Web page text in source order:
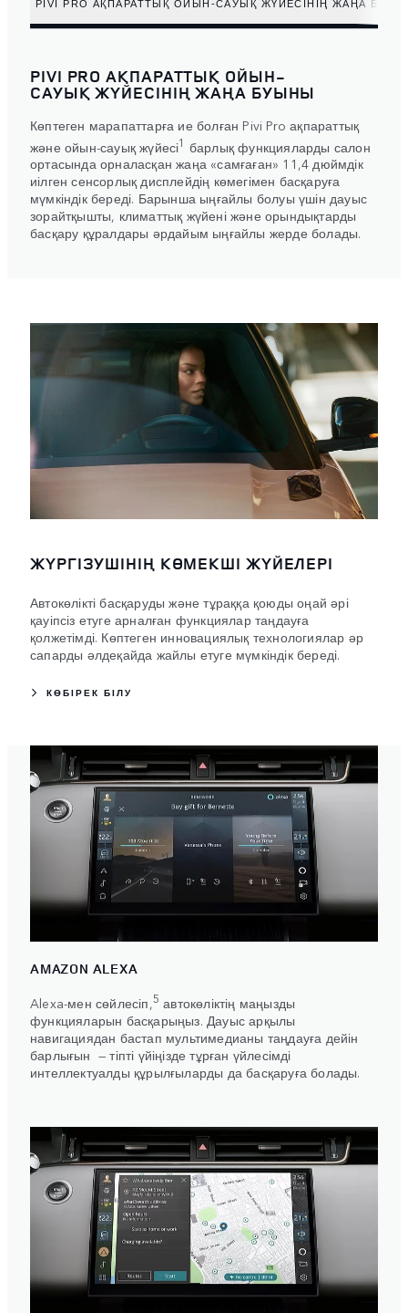
PIVI PRO АҚПАРАТТЫҚ ОЙЫН-САУЫҚ ЖҮЙЕСІНІҢ ЖАҢА
PIVI PRO АҚПАРАТТЫҚ ОЙЫН-
САУЫҚ ЖҮЙЕСІНІҢ ЖАҢА БУЫНЫ
Көптеген марапаттарға ие болған Pivi Pro ақпараттық
және ойын-сауық жүйесі1 барлық функцияларды салон
ортасында орналасқан жаңа «самғаған» 11,4 дюймдік
иілген сенсорлық дисплейдің көмегімен басқаруға
мүмкіндік береді. Барынша ыңғайлы болуы үшін дауыс
зорайтқышты, климаттық жүйені және орындықтарды
басқару құралдары әрдайым ыңғайлы жерде болады.
ЖҮРГІЗУШІНІҢ КӨМЕКШІ ЖҮЙЕЛЕРІ
Автокөлікті басқаруды және тұраққа қоюды оңай әрі
қауіпсіз етуге арналған функциялар таңдауға
қолжетімді. Көптеген инновациялық технологиялар әр
сапарды әлдеқайда жайлы етуге мүмкіндік береді.
КӨБІРЕК БІЛУ
AMAZON ALEXA
Alexa-мен сөйлесіп,5 автокөліктің маңызды
функцияларын басқарыңыз. Дауыс арқылы
навигациядан бастап мультимедианы таңдауға дейін
барлығын — тіпті үйіңізде тұрған үйлесімді
интеллектуалды құрылғыларды да басқаруға болады.